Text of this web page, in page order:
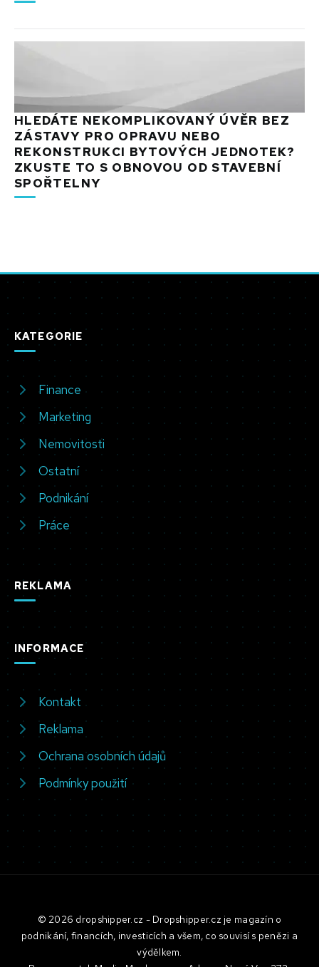
HLEDÁTE NEKOMPLIKOVANÝ ÚVĚR BEZ
ZÁSTAVY PRO OPRAVU NEBO
REKONSTRUKCI BYTOVÝCH JEDNOTEK?
ZKUSTE TO S OBNOVOU OD STAVEBNÍ
SPOŘTELNY
KATEGORIE
Finance
Marketing
Nemovitosti
Ostatní
Podnikání
Práce
REKLAMA
INFORMACE
Kontakt
Reklama
Ochrana osobních údajů
Podmínky použití
© 2026 dropshipper.cz - Dropshipper.cz je magazín o
podnikání, financích, investicích a všem, co souvisí s penězi a
výdělkem.